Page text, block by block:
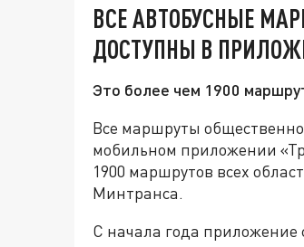
ВСЕ АВТОБУСНЫЕ
ДОСТУПНЫ В
Это более чем 1900
Все маршруты
мобильном приложении
1900 маршрутов всех
Минтранса.
С начала года приложение